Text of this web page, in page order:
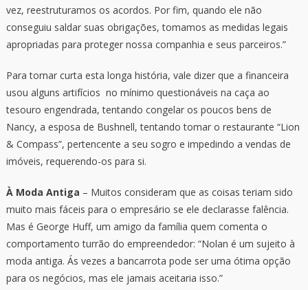
vez, reestruturamos os acordos. Por fim, quando ele não
conseguiu saldar suas obrigações, tomamos as medidas legais
apropriadas para proteger nossa companhia e seus parceiros.”
Para tornar curta esta longa história, vale dizer que a financeira
usou alguns artifícios no mínimo questionáveis na caça ao
tesouro engendrada, tentando congelar os poucos bens de
Nancy, a esposa de Bushnell, tentando tomar o restaurante “Lion
& Compass”, pertencente a seu sogro e impedindo a vendas de
imóveis, requerendo-os para si.
À Moda Antiga – Muitos consideram que as coisas teriam sido
muito mais fáceis para o empresário se ele declarasse falência.
Mas é George Huff, um amigo da família quem comenta o
comportamento turrão do empreendedor: “Nolan é um sujeito à
moda antiga. Ás vezes a bancarrota pode ser uma ótima opção
para os negócios, mas ele jamais aceitaria isso.”